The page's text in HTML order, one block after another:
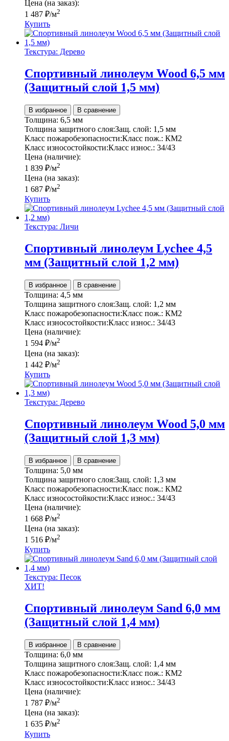
Цена (на заказ):
1 487 ₽/м2
Купить
Текстура: Дерево
Спортивный линолеум Wood 6,5 мм
(Защитный слой 1,5 мм)
В избранное В сравнение
Толщина: 6,5 мм
Толщина защитного слоя:Защ. слой: 1,5 мм
Класс пожаробезопасности:Класс пож.: КМ2
Класс износостойкости:Класс износ.: 34/43
Цена (наличие):
1 839 ₽/м2
Цена (на заказ):
1 687 ₽/м2
Купить
Текстура: Личи
Спортивный линолеум Lychee 4,5
мм (Защитный слой 1,2 мм)
В избранное В сравнение
Толщина: 4,5 мм
Толщина защитного слоя:Защ. слой: 1,2 мм
Класс пожаробезопасности:Класс пож.: КМ2
Класс износостойкости:Класс износ.: 34/43
Цена (наличие):
1 594 ₽/м2
Цена (на заказ):
1 442 ₽/м2
Купить
Текстура: Дерево
Спортивный линолеум Wood 5,0 мм
(Защитный слой 1,3 мм)
В избранное В сравнение
Толщина: 5,0 мм
Толщина защитного слоя:Защ. слой: 1,3 мм
Класс пожаробезопасности:Класс пож.: КМ2
Класс износостойкости:Класс износ.: 34/43
Цена (наличие):
1 668 ₽/м2
Цена (на заказ):
1 516 ₽/м2
Купить
Текстура: Песок
ХИТ!
Спортивный линолеум Sand 6,0 мм
(Защитный слой 1,4 мм)
В избранное В сравнение
Толщина: 6,0 мм
Толщина защитного слоя:Защ. слой: 1,4 мм
Класс пожаробезопасности:Класс пож.: КМ2
Класс износостойкости:Класс износ.: 34/43
Цена (наличие):
1 787 ₽/м2
Цена (на заказ):
1 635 ₽/м2
Купить